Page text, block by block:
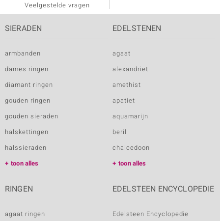
Veelgestelde vragen
SIERADEN
armbanden
dames ringen
diamant ringen
gouden ringen
gouden sieraden
halskettingen
halssieraden
toon alles
EDELSTENEN
agaat
alexandriet
amethist
apatiet
aquamarijn
beril
chalcedoon
toon alles
RINGEN
agaat ringen
EDELSTEEN ENCYCLOPEDIE
Edelsteen Encyclopedie